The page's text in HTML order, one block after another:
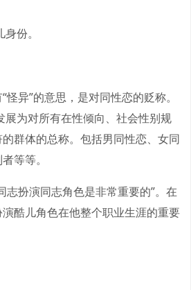
份。
异”的意思，是对同性恋的贬称。
展为对所有在性倾向、社会性别规
群体的总称。包括男同性恋、女同
等等。
志扮演同志角色是非常重要的”。在
酷儿角色在他整个职业生涯的重要